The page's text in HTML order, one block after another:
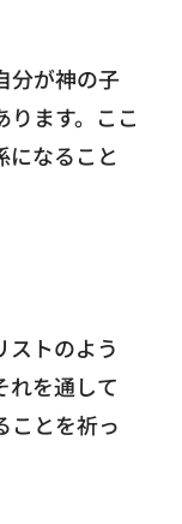
分が神の子
ます。ここ
になること
ストのよう
れを通して
ことを祈っ